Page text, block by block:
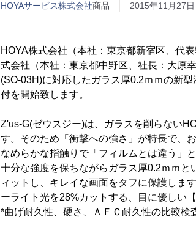
HOYAサービス株式会社商品 2015年11月27
HOYA株式会社（本社：東京都新宿区、代
式会社（本社：東京都中野区、社長：大原
(SO-03H)に対応したガラス厚0.2ｍｍの新
付を開始致します。
Z'us-G(ゼウスジー)は、ガラスを削らない
す。そのため「衝撃への強さ」が特長で、
なめらかな指触りで「フィルムとは違う」
十分な強度を保ちながらガラス厚0.2ｍｍ
ィットし、キレイな画面をタフに保護しま
ーライト光を28%カットする、目に優しい
*曲げ耐久性、硬さ、ＡＦＣ耐久性の比較検